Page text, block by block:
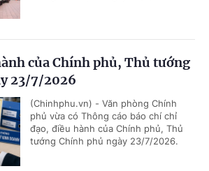
của Chính phủ, Thủ tướng
23/7/2026
(Chinhphu.vn) - Văn phòng Chính
phủ vừa có Thông cáo báo chí chỉ
đạo, điều hành của Chính phủ, Thủ
tướng Chính phủ ngày 23/7/2026.